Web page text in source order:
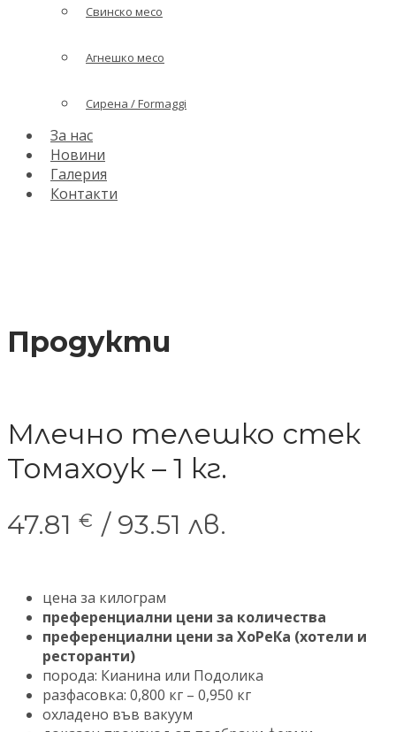
Свинско месо
Агнешко месо
Сирена / Formaggi
За нас
Новини
Галерия
Контакти
Продукти
Млечно телешко стек
Томахоук – 1 кг.
47.81 € / 93.51 лв.
цена за килограм
преференциални цени за количества
преференциални цени за ХоРеКа (хотели и
ресторанти)
порода: Кианина или Подолика
разфасовка: 0,800 кг – 0,950 кг
oхладено във вакуум